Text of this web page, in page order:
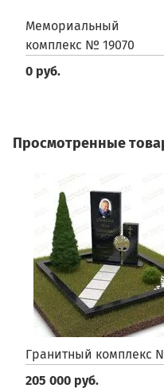
Мемориальный
комплекс № 19070
0 руб.
Просмотренные
Гранитный комплекс
205 000 руб.